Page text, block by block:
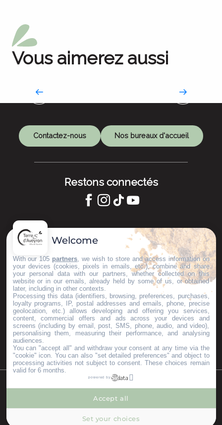
--°
Vous aimerez aussi
Nos barrages
Contactez-nous Nos bureaux d'accueil
Restons connectés
GARDONS LE CONTACT !
S'inscrire à la newsletter
Nos brochures
ESPACE PRO
GROUPES
PRESSE & INFLUENCEURS
Je m'installe ici
©Copyright 2023 Mentions légalesPartenaires
Welcome
With our 105 partners , we wish to store and access information on
your devices (cookies, pixels in emails, etc.), combine and share
your personal data with our partners, whether collected on this
website or in our emails, already held by some of us, or obtained
later, including in other contexts.
Processing this data (identifiers, browsing, preferences, purchases,
loyalty programs, IP, postal addresses and emails, phone, precise
geolocation, etc.) allows developing and offering you services,
content, commercial offers and ads across your devices and
screens (including by email, post, SMS, phone, audio, and video),
personalising them, measuring their performance, and analysing
audiences.
You can "accept all" and withdraw your consent at any time via the
"cookie" icon . You can also "set detailed preferences" and object to
processing activities not subject to consent. These choices remain
valid for 6 months.
powered by
Set your choices
Accept all